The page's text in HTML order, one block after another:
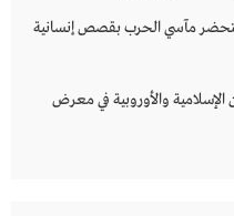
مآسي الحرب بقصص إنسانية
الإسلامية والأوروبية في معرض